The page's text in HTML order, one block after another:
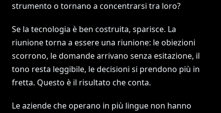
strumento o tornano a concentrarsi tra loro?
Se la tecnologia è ben costruita, sparisce. La
riunione torna a essere una riunione: le obiezioni
scorrono, le domande arrivano senza esitazione, il
tono resta leggibile, le decisioni si prendono più in
fretta. Questo è il risultato che conta.
Le aziende che operano in più lingue non hanno